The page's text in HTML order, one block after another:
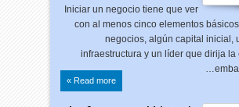
Iniciar un negocio tiene que ver
con al menos cinco elementos
negocios, algún capital inicial,
infraestructura y un líder que dirija la
Read more »